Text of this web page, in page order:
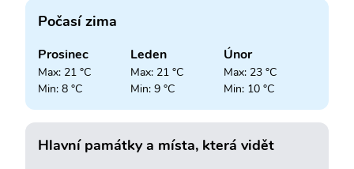
Počasí zima
Prosinec
Max: 21 °C
Min: 8 °C
Leden
Max: 21 °C
Min: 9 °C
Únor
Max: 23 °C
Min: 10 °C
Hlavní památky a místa, která vidět